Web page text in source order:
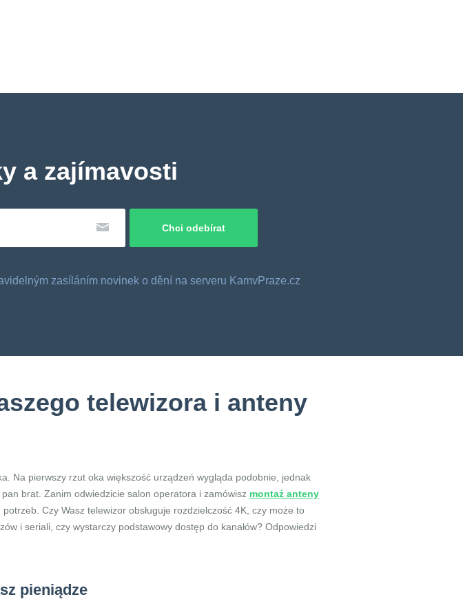
a zajímavosti
zasíláním novinek o dění na serveru KamvPraze.cz
telewizora i anteny
Na pierwszy rzut oka większość urządzeń wygląda podobnie, jednak
brat. Zanim odwiedzicie salon operatora i zamówisz montaż anteny
Czy Wasz telewizor obsługuje rozdzielczość 4K, czy może to
i seriali, czy wystarczy podstawowy dostęp do kanałów? Odpowiedzi
pieniądze